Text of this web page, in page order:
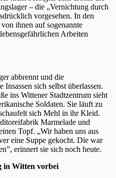
– die „Vernichtung durch
vorgesehen. In den
ihnen auf sogenannte
Arbeiten
abbrennt und die
sich selbst überlassen.
ins Wittener Stadtzentrum sieht
Soldaten. Sie läuft zu
sich Mehl in ihr Kleid.
Marmelade und
Topf. „Wir haben uns aus
eine Suppe gekocht. Die war
erinnert sie sich noch heute.
in Witten vorbei